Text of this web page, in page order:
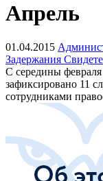
Апрель
01.04.2015
Задержания
С середины
зафиксировано 11
сотрудниками